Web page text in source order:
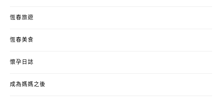
恆春旅遊
恆春美食
懷孕日誌
成為媽媽之後